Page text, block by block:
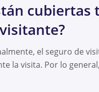
cubiertas
el seguro de
la visita. Por lo